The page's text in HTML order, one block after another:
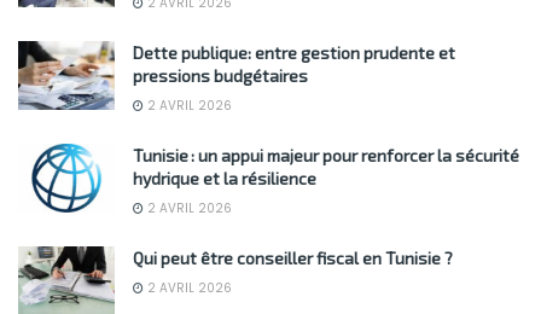
Dette publique: entre gestion prudente et
pressions budgétaires
2 AVRIL 2026
Tunisie : un appui majeur pour renforcer la sécurité
hydrique et la résilience
2 AVRIL 2026
Qui peut être conseiller fiscal en Tunisie ?
2 AVRIL 2026